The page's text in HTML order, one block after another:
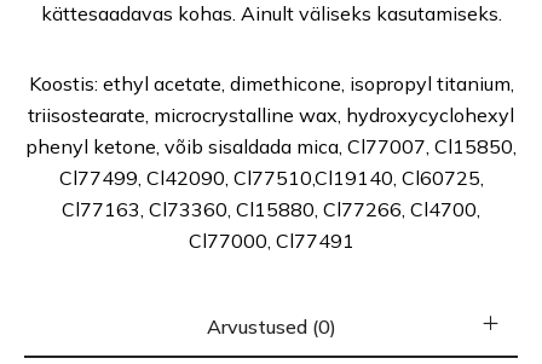
kättesaadavas kohas. Ainult väliseks kasutamiseks.
Koostis: ethyl acetate, dimethicone, isopropyl titanium,
triisostearate, microcrystalline wax, hydroxycyclohexyl
phenyl ketone, võib sisaldada mica, Cl77007, Cl15850,
Cl77499, Cl42090, Cl77510,Cl19140, Cl60725,
Cl77163, Cl73360, Cl15880, Cl77266, Cl4700,
Cl77000, Cl77491
Arvustused (0)